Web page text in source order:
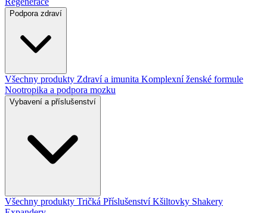
Podpora zdraví
Všechny produkty Zdraví a imunita Komplexní ženské formule
Nootropika a podpora mozku
Vybavení a příslušenství
Všechny produkty Tričká PříslušenstvíKšiltovky Shakery